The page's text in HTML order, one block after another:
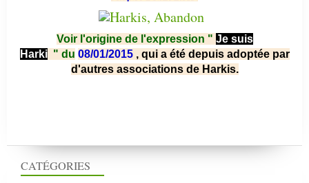
CATÉGORIES
Voir l'origine de l'expression " Je suis
Harki " du 08/01/2015 , qui a été depuis adoptée par
d'autres associations de Harkis.